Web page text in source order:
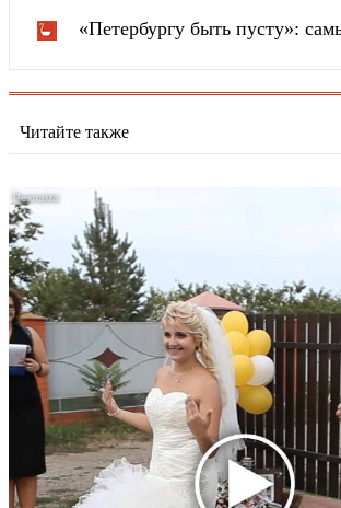
«Петербургу быть пусту»:
Читайте также